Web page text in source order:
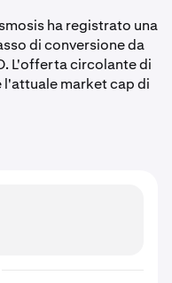
ha registrato una
di conversione da
L'offerta circolante di
l'attuale market cap di